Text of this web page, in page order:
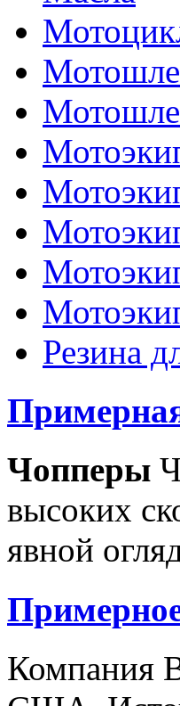
Резина
Чопперы
высоких
явной
Компания